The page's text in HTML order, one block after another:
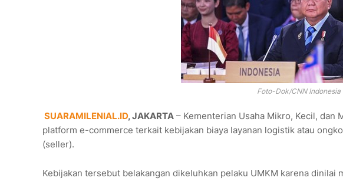
Foto-Dok/CNN Indonesia
SUARAMILENIAL.ID, JAKARTA – Kementerian Usaha Mikro, Kecil, dan
platform e-commerce terkait kebijakan biaya layanan logistik atau
(seller).
Kebijakan tersebut belakangan dikeluhkan pelaku UMKM karena